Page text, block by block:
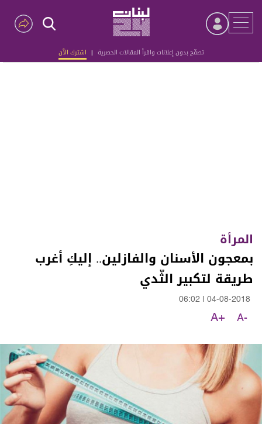
تصفّح بدون إعلانات واقرأ المقالات الحصرية | اشترك الآن
Advertisement
المرأة
بمعجون الأسنان والفازلين.. إليكِ أغرب
طريقة لتكبير الثّدي
04-08-2018
06:02
A-
A+